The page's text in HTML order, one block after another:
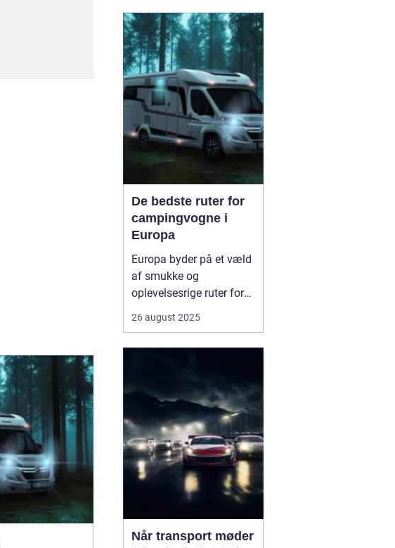
stort, priserne er
gennemsigtige, og
processen er blevet mere
sikker. Nø...
De bedste ruter for
campingvogne i
Europa
Europa byder på et væld
af smukke og
oplevelsesrige ruter for
kystnære veje med
charmerende landsbyer,
er mulighederne mange.
Campingvognen giver
friheden til ...
26 august 2025
Når transport møder